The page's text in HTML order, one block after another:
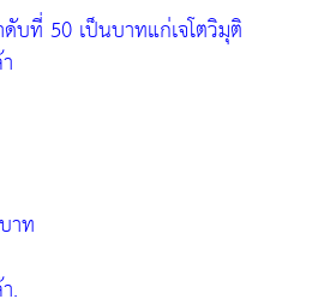
บที่ 50 เป็นบาทแก่เจโตวิมุติ
าท
.